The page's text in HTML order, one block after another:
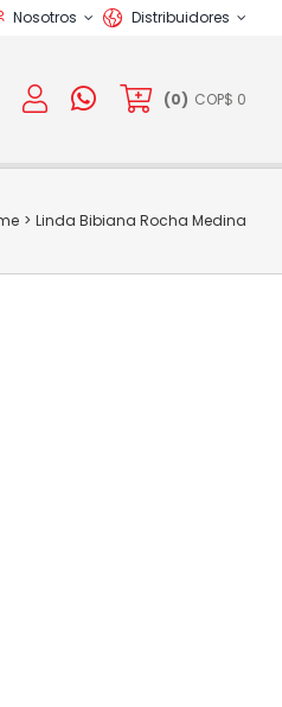
Nosotros Distribuidores
(0) COP$ 0
Linda Bibiana Rocha Medina